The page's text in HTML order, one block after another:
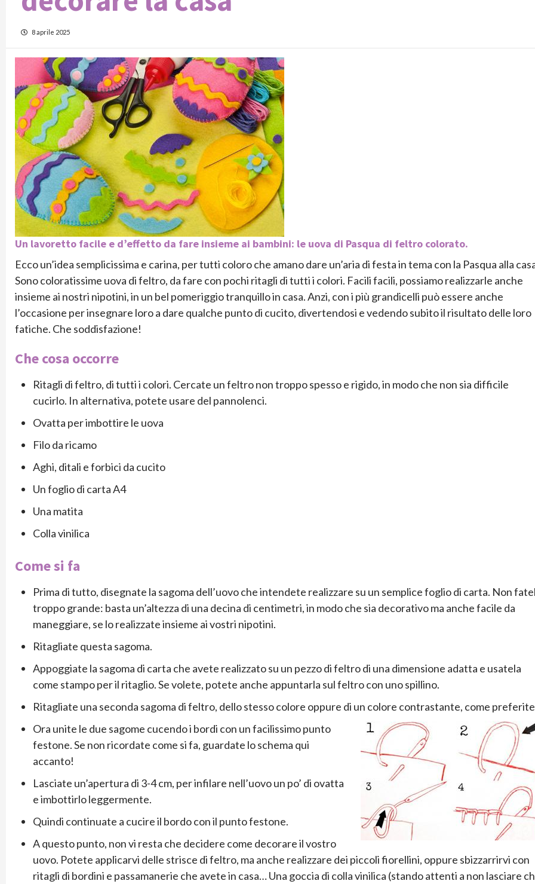
8 aprile 2025
Un lavoretto facile e d’effetto da fare insieme ai bambini: le uova di Pasqua di feltro colorato.
Ecco un’idea semplicissima e carina, per tutti coloro che amano dare un’aria di festa in tema con la Pasqua alla
Sono coloratissime uova di feltro, da fare con pochi ritagli di tutti i colori. Facili facili, possiamo realizzarle anche
insieme ai nostri nipotini, in un bel pomeriggio tranquillo in casa. Anzi, con i più grandicelli può essere anche
l’occasione per insegnare loro a dare qualche punto di cucito, divertendosi e vedendo subito il risultato delle loro
fatiche. Che soddisfazione!
Che cosa occorre
Ritagli di feltro, di tutti i colori. Cercate un feltro non troppo spesso e rigido, in modo che non sia difficile
cucirlo. In alternativa, potete usare del pannolenci.
Ovatta per imbottire le uova
Filo da ricamo
Aghi, ditali e forbici da cucito
Un foglio di carta A4
Una matita
Colla vinilica
Come si fa
Prima di tutto, disegnate la sagoma dell’uovo che intendete realizzare su un semplice foglio di carta. Non
troppo grande: basta un’altezza di una decina di centimetri, in modo che sia decorativo ma anche facile da
maneggiare, se lo realizzate insieme ai vostri nipotini.
Ritagliate questa sagoma.
Appoggiate la sagoma di carta che avete realizzato su un pezzo di feltro di una dimensione adatta e usatela
come stampo per il ritaglio. Se volete, potete anche appuntarla sul feltro con uno spillino.
Ritagliate una seconda sagoma di feltro, dello stesso colore oppure di un colore contrastante, come
Ora unite le due sagome cucendo i bordi con un facilissimo punto
festone. Se non ricordate come si fa, guardate lo schema qui
accanto!
Lasciate un’apertura di 3-4 cm, per infilare nell’uovo un po’ di ovatta
e imbottirlo leggermente.
Quindi continuate a cucire il bordo con il punto festone.
A questo punto, non vi resta che decidere come decorare il vostro
uovo. Potete applicarvi delle strisce di feltro, ma anche realizzare dei piccoli fiorellini, oppure sbizzarrirvi con
ritagli di bordini e passamanerie che avete in casa… Una goccia di colla vinilica (stando attenti a non lasciare